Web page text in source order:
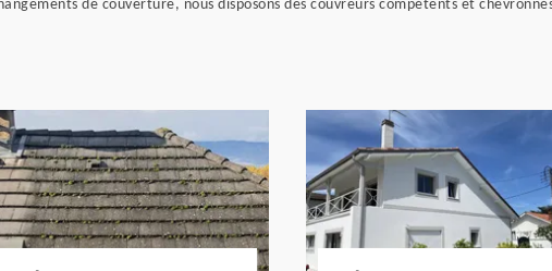
de couverture, nous disposons des couvreurs compétents et